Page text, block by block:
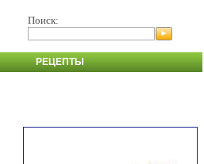
Поиск:
РЕЦЕПТЫ